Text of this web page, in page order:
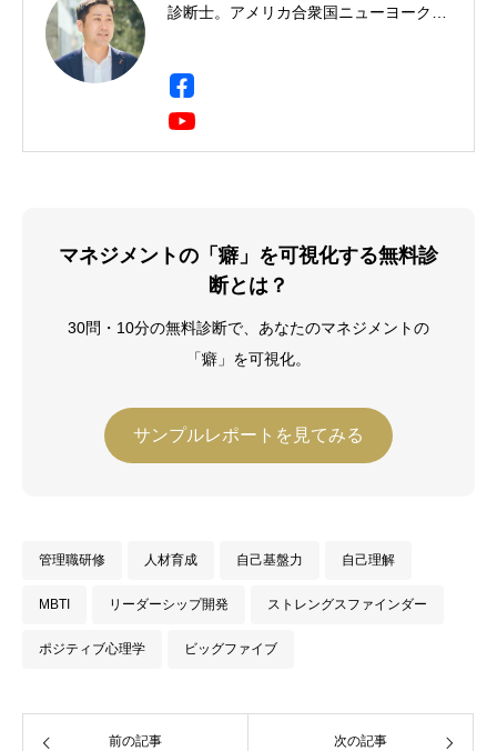
診断士。アメリカ合衆国ニューヨーク州
グ・事業開発・投資事業に携わり、イン
ド・ドイツ・シンガポールに9年間駐
える。Harvard Business School
Program for Leadership Development
修了（2019年）。その後、独立し、中小
企業診断士として数多くの企業経営の現
マネジメントの「癖」を可視化する無料診
断とは？
30問・10分の無料診断で、あなたのマネジメントの
「癖」を可視化。
サンプルレポートを見てみる
管理職研修 人材育成 自己基盤力 自己理解
MBTI リーダーシップ開発 ストレングスファインダー
ポジティブ心理学 ビッグファイブ
前の記事 次の記事